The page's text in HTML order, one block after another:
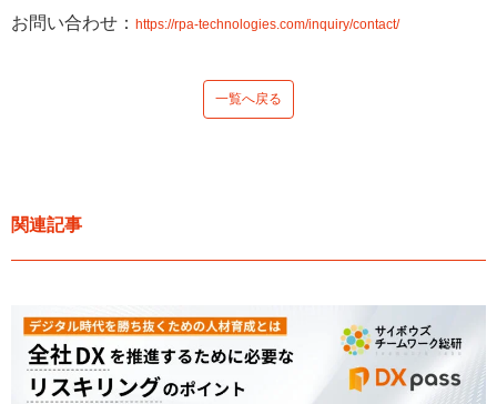
お問い合わせ： https://rpa-technologies.com/inquiry/contact/
一覧へ戻る
関連記事